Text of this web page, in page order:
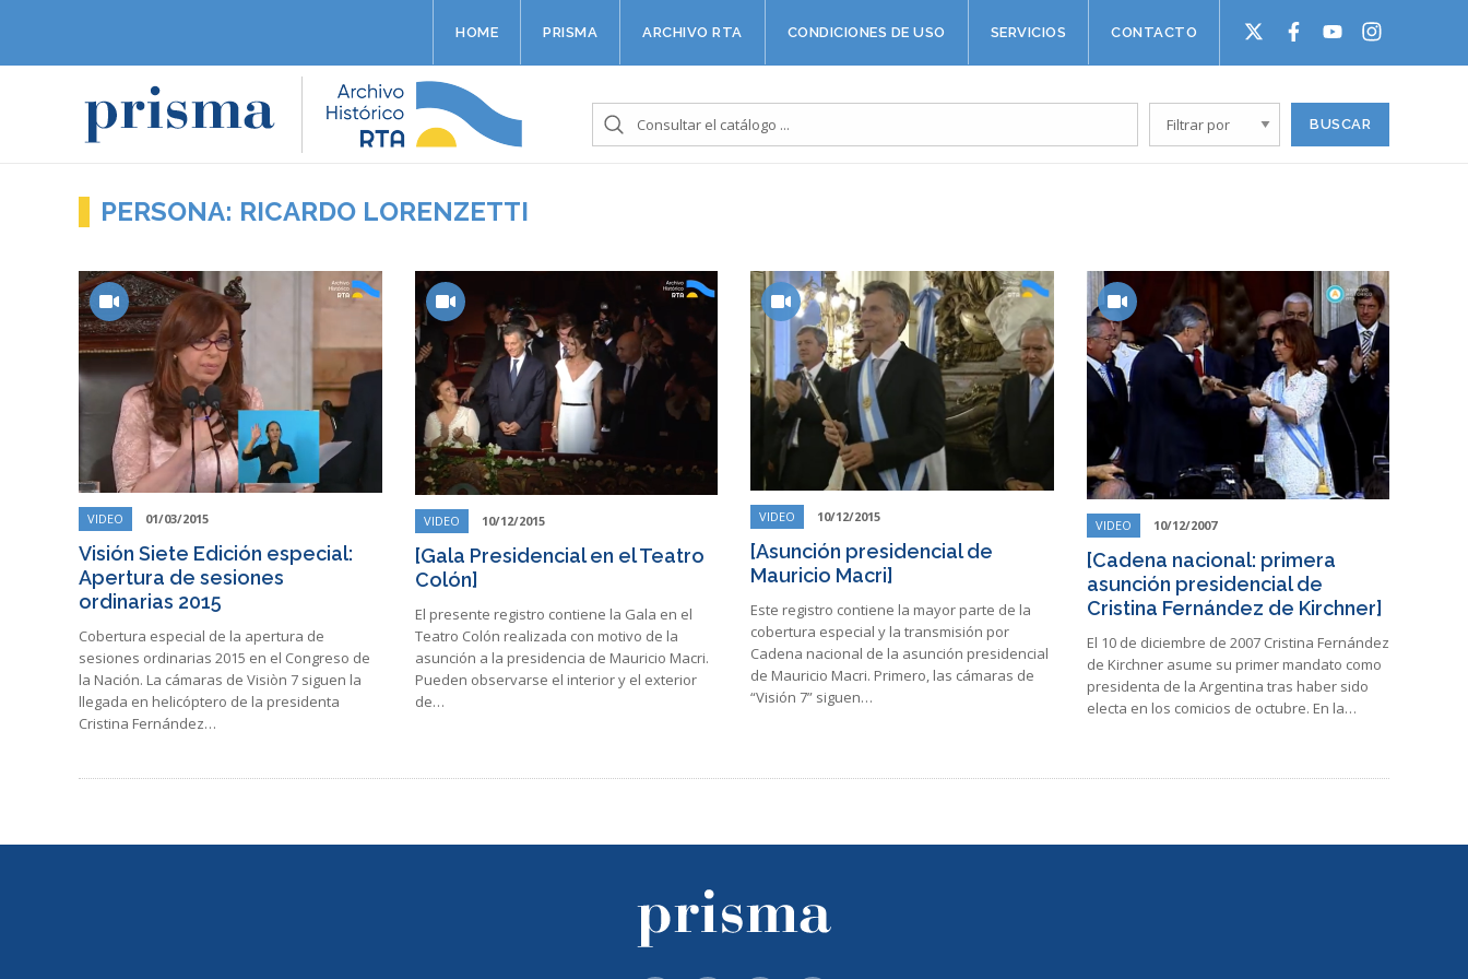
HOME PRISMA ARCHIVO RTA CONDICIONES DE USO SERVICIOS CONTACTO
PERSONA: RICARDO LORENZETTI
VIDEO 01/03/2015
Visión Siete Edición especial:
Apertura de sesiones
ordinarias 2015
Cobertura especial de la apertura de
sesiones ordinarias 2015 en el Congreso de
la Nación. La cámaras de Visiòn 7 siguen la
llegada en helicóptero de la presidenta
Cristina Fernández…
VIDEO 10/12/2015
[Gala Presidencial en el Teatro
Colón]
El presente registro contiene la Gala en el
Teatro Colón realizada con motivo de la
asunción a la presidencia de Mauricio Macri.
Pueden observarse el interior y el exterior
de…
VIDEO 10/12/2015
[Asunción presidencial de
Mauricio Macri]
Este registro contiene la mayor parte de la
cobertura especial y la transmisión por
Cadena nacional de la asunción presidencial
de Mauricio Macri. Primero, las cámaras de
“Visión 7” siguen…
VIDEO 10/12/2007
[Cadena nacional: primera
asunción presidencial de
Cristina Fernández de Kirchner]
El 10 de diciembre de 2007 Cristina Fernández
de Kirchner asume su primer mandato como
presidenta de la Argentina tras haber sido
electa en los comicios de octubre. En la…